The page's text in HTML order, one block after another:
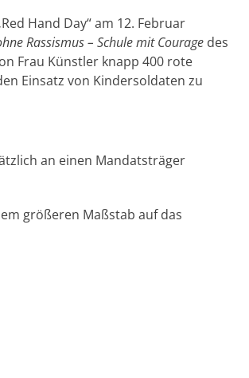
Hand Day“ am 12. Februar
Rassismus – Schule mit Courage des
Frau Künstler knapp 400 rote
Einsatz von Kindersoldaten zu
an einen Mandatsträger
größeren Maßstab auf das